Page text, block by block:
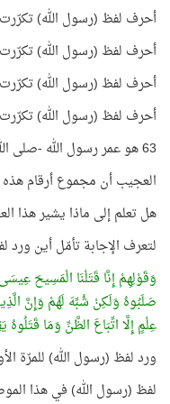
أحرف لفظ (رسول الله) تكرّرت
أحرف لفظ (رسول الله) تكرّرت
أحرف لفظ (رسول الله) تكرّرت
أحرف لفظ (رسول الله) تكرّرت
63 هو عمر رسول الله -صلى الله عليه وسلّم-!
العجيب أن مجموع أرقام هذه
هل تعلم إلى ماذا يشير هذا
لتعرف الإجابة تأمّل أين
وَقَوْلِهِمْ إِنَّا قَتَلْنَا الْمَسِيحَ
صَلَبُوهُ وَلَكِنْ شُبِّهَ لَهُمْ وَإِنَّ
عِلْمٍ إِلَّا اتِّبَاعَ الظَّنِّ وَمَا قَتَلُوهُ
ورد لفظ (رسول الله) للمرّة
لفظ (رسول الله) في هذا